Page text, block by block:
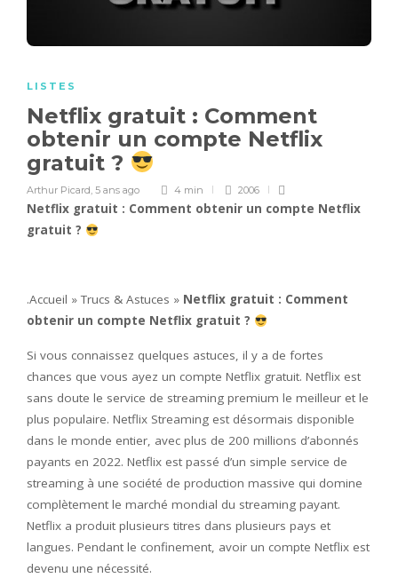
LISTES
Netflix gratuit : Comment
obtenir un compte Netflix
gratuit ?
Arthur Picard, 5 ans ago 4 min 2006
Netflix gratuit : Comment obtenir un compte Netflix
gratuit ?
.Accueil » Trucs & Astuces » Netflix gratuit : Comment
obtenir un compte Netflix gratuit ?
Si vous connaissez quelques astuces, il y a de fortes
chances que vous ayez un compte Netflix gratuit. Netflix est
sans doute le service de streaming premium le meilleur et le
plus populaire. Netflix Streaming est désormais disponible
dans le monde entier, avec plus de 200 millions d’abonnés
payants en 2022. Netflix est passé d’un simple service de
streaming à une société de production massive qui domine
complètement le marché mondial du streaming payant.
Netflix a produit plusieurs titres dans plusieurs pays et
langues. Pendant le confinement, avoir un compte Netflix est
devenu une nécessité.